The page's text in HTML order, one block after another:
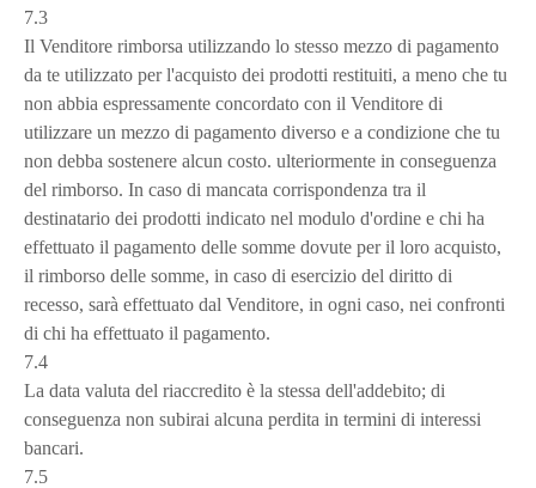
7.3
Il Venditore rimborsa utilizzando lo stesso mezzo di pagamento
da te utilizzato per l'acquisto dei prodotti restituiti, a meno che tu
non abbia espressamente concordato con il Venditore di
utilizzare un mezzo di pagamento diverso e a condizione che tu
non debba sostenere alcun costo. ulteriormente in conseguenza
del rimborso. In caso di mancata corrispondenza tra il
destinatario dei prodotti indicato nel modulo d'ordine e chi ha
effettuato il pagamento delle somme dovute per il loro acquisto,
il rimborso delle somme, in caso di esercizio del diritto di
recesso, sarà effettuato dal Venditore, in ogni caso, nei confronti
di chi ha effettuato il pagamento.
7.4
La data valuta del riaccredito è la stessa dell'addebito; di
conseguenza non subirai alcuna perdita in termini di interessi
bancari.
7.5